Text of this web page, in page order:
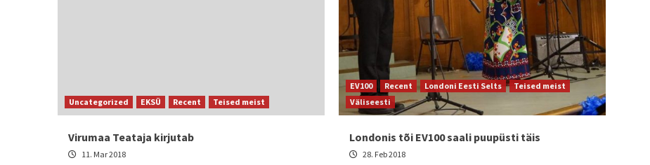
Uncategorized EKSÜ Recent Teised meist
Virumaa Teataja kirjutab
11. Mar 2018
EV100 Recent Londoni Eesti Selts
Teised meist
Väliseesti
Londonis tõi EV100 saali puupüsti täis
28. Feb 2018